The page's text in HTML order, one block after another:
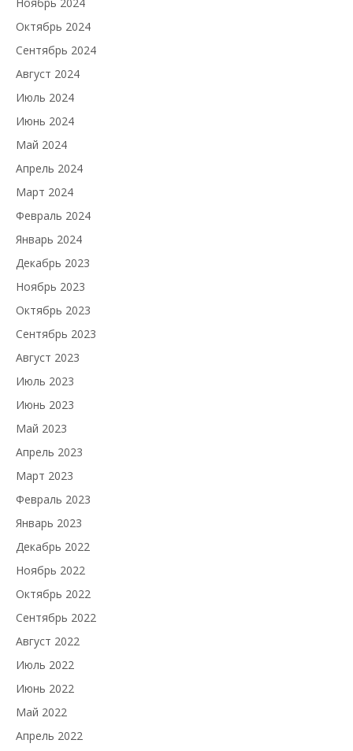
Ноябрь 2024
Октябрь 2024
Сентябрь 2024
Август 2024
Июль 2024
Июнь 2024
Май 2024
Апрель 2024
Март 2024
Февраль 2024
Январь 2024
Декабрь 2023
Ноябрь 2023
Октябрь 2023
Сентябрь 2023
Август 2023
Июль 2023
Июнь 2023
Май 2023
Апрель 2023
Март 2023
Февраль 2023
Январь 2023
Декабрь 2022
Ноябрь 2022
Октябрь 2022
Сентябрь 2022
Август 2022
Июль 2022
Июнь 2022
Май 2022
Апрель 2022